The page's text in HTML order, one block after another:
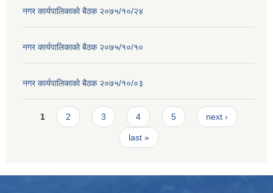
नगर कार्यपालिकाकाे बैठक २०७५/१०/२४
नगर कार्यपालिकाकाे बैठक २०७५/१०/१०
नगर कार्यपालिकाकाे बैठक २०७५/१०/०३
Pages
1 2 3 4 5 next ›
last »